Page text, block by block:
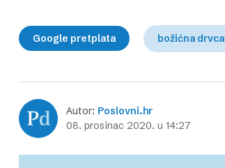
Google pretplata božićna drvca
Autor: Poslovni.hr
08. prosinac 2020. u 14:27